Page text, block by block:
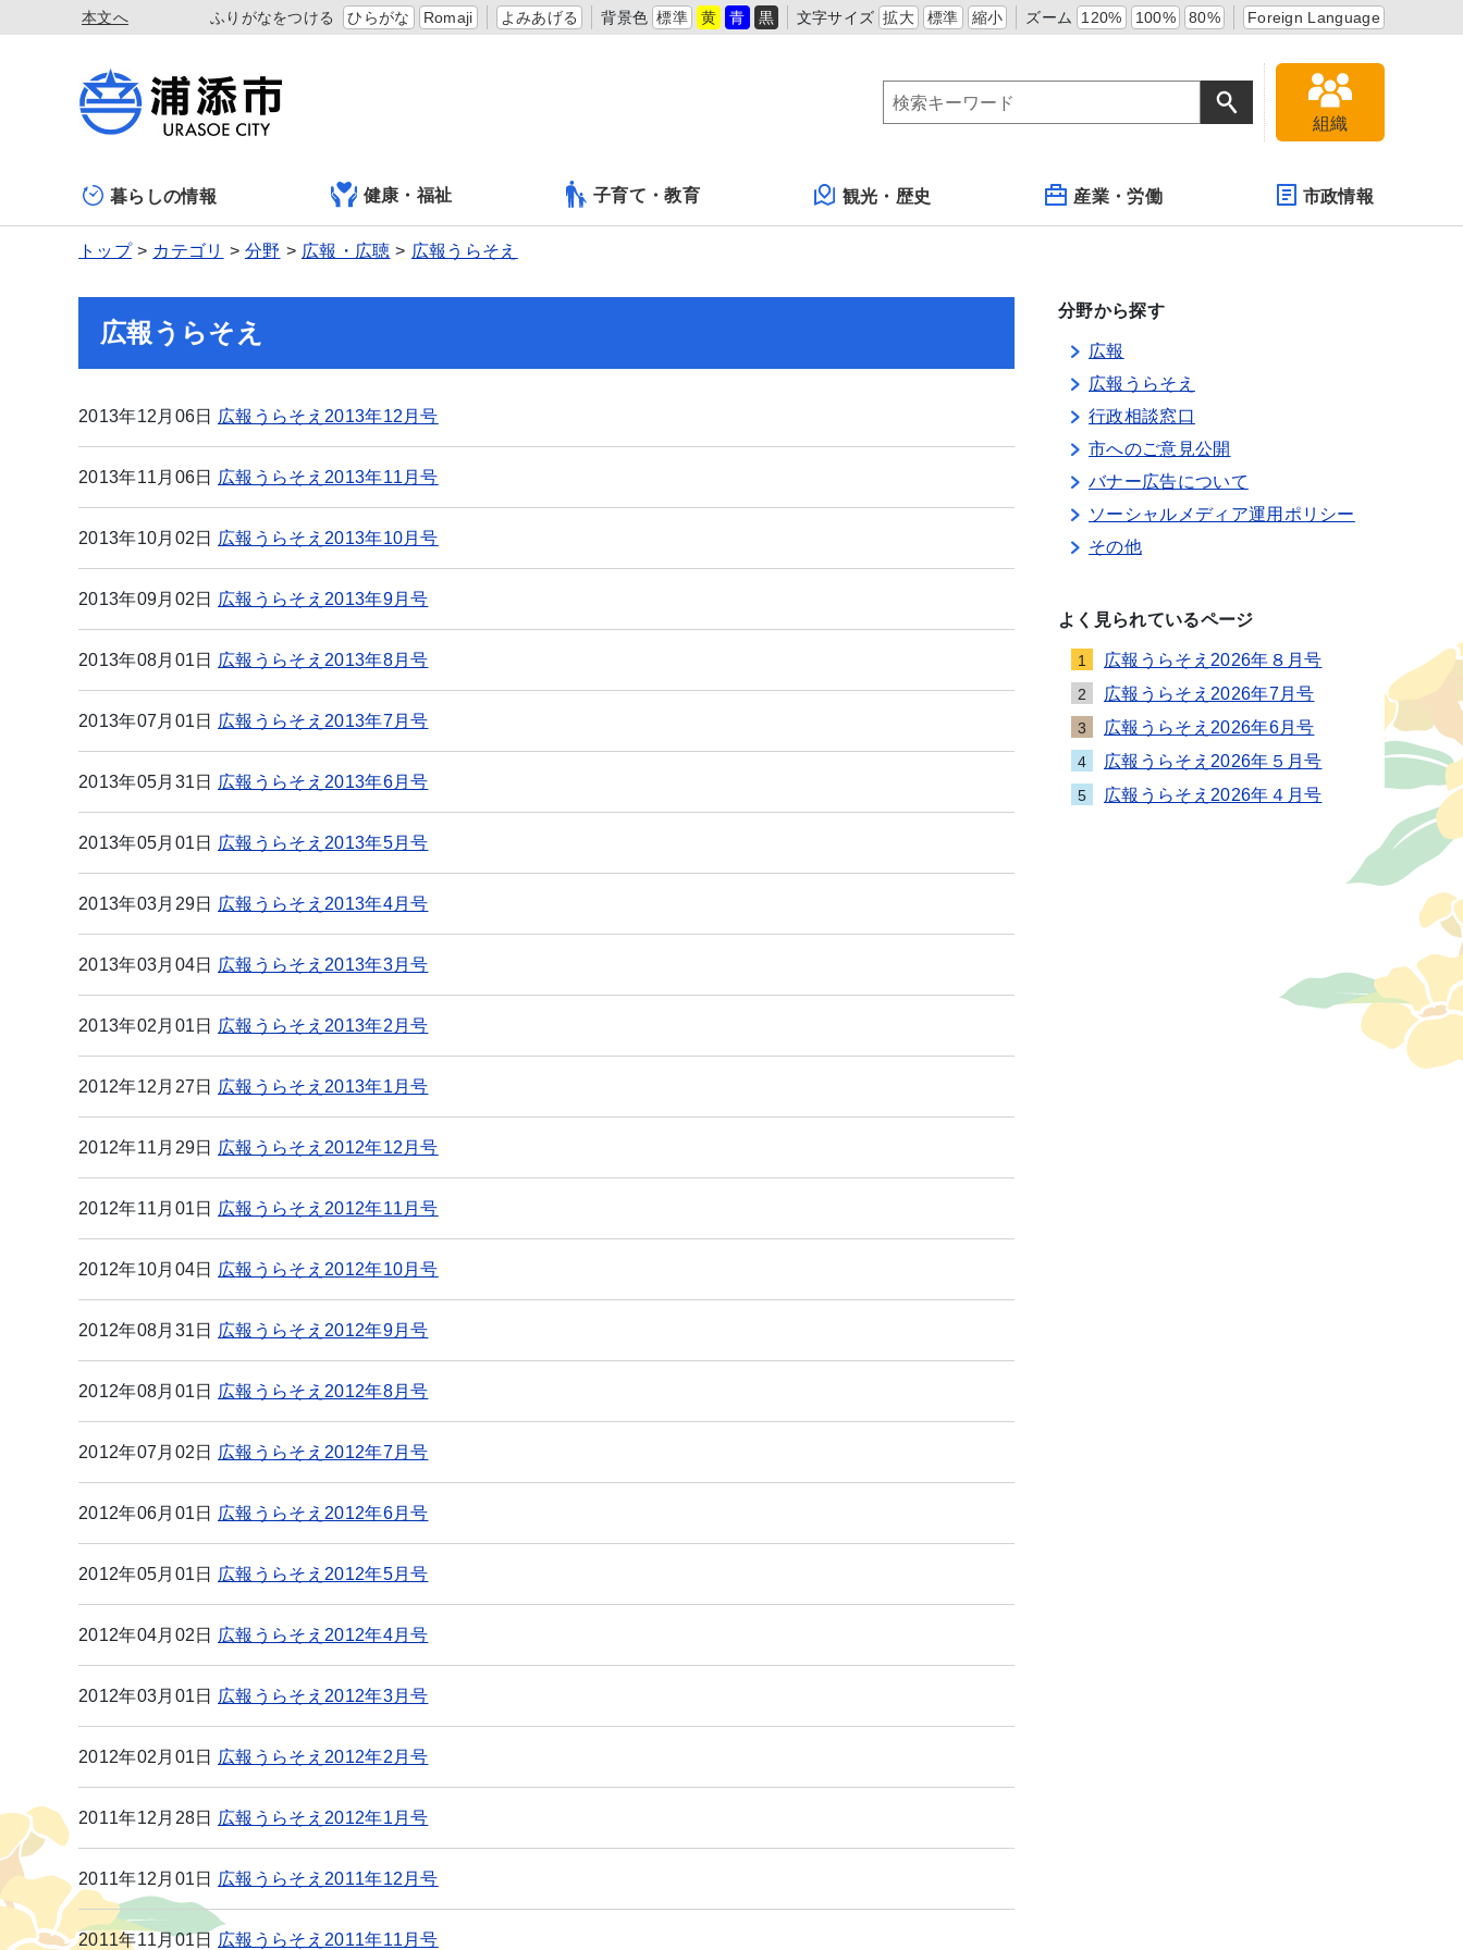
本文へ ふりがなをつける ひらがな Romaji よみあげる 背景色 標準 黄 青 黒 文字サイズ 拡大 標準 縮小 ズーム 120% 100% 80% Foreign Language
組織
暮らしの情報 健康・福祉 子育て・教育 観光・歴史 産業・労働 市政情報
トップ カテゴリ 分野 広報・広聴 広報うらそえ
広報うらそえ
2013年12月06日 広報うらそえ2013年12月号
2013年11月06日 広報うらそえ2013年11月号
2013年10月02日 広報うらそえ2013年10月号
2013年09月02日 広報うらそえ2013年9月号
2013年08月01日 広報うらそえ2013年8月号
2013年07月01日 広報うらそえ2013年7月号
2013年05月31日 広報うらそえ2013年6月号
2013年05月01日 広報うらそえ2013年5月号
2013年03月29日 広報うらそえ2013年4月号
2013年03月04日 広報うらそえ2013年3月号
2013年02月01日 広報うらそえ2013年2月号
2012年12月27日 広報うらそえ2013年1月号
2012年11月29日 広報うらそえ2012年12月号
2012年11月01日 広報うらそえ2012年11月号
2012年10月04日 広報うらそえ2012年10月号
2012年08月31日 広報うらそえ2012年9月号
2012年08月01日 広報うらそえ2012年8月号
2012年07月02日 広報うらそえ2012年7月号
2012年06月01日 広報うらそえ2012年6月号
2012年05月01日 広報うらそえ2012年5月号
2012年04月02日 広報うらそえ2012年4月号
2012年03月01日 広報うらそえ2012年3月号
2012年02月01日 広報うらそえ2012年2月号
2011年12月28日 広報うらそえ2012年1月号
2011年12月01日 広報うらそえ2011年12月号
2011年11月01日 広報うらそえ2011年11月号
分野から探す
広報
広報うらそえ
行政相談窓口
市へのご意見公開
バナー広告について
ソーシャルメディア運用ポリシー
その他
よく見られているページ
1 広報うらそえ2026年８月号
2 広報うらそえ2026年7月号
3 広報うらそえ2026年6月号
4 広報うらそえ2026年５月号
5 広報うらそえ2026年４月号